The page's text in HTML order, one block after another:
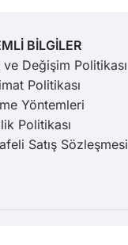
BİLGİLER
ve Değişim Politikası
Politikası
Yöntemleri
Politikası
Satış Sözleşmesi